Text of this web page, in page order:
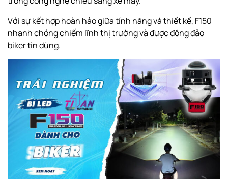
Với sự kết hợp hoàn hảo giữa tính năng và thiết kế, F150
nhanh chóng chiếm lĩnh thị trường và được đông đảo
biker tin dùng.